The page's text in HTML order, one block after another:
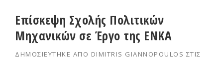
Επίσκεψη Σχολής Πολιτικών
Μηχανικών σε Έργο της ΕΝΚΑ
ΔΗΜΟΣΙΕΎΤΗΚΕ ΑΠΌ DIMITRIS GIANNOPOULOS ΣΤΙΣ